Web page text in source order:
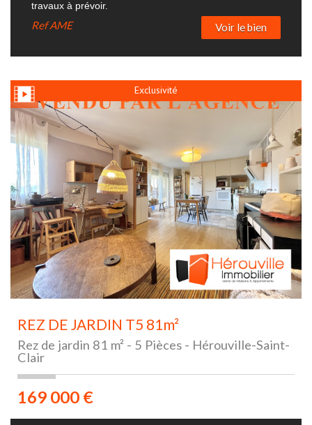
travaux à prévoir.
RefAME Voir le bien
Exclusivité
REZ DE JARDIN T5 81m²
Rez de jardin 81 m² - 5 Pièces - Hérouville-Saint-
Clair
169 000 €